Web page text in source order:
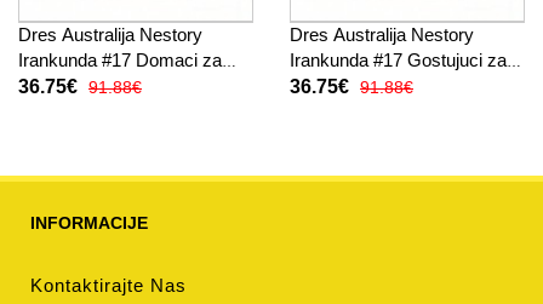
Dres Australija Nestory
Irankunda #17 Domaci za
djecu SP 2026 Kratak Rukav
36.75€ 91.88€
Dres Australija Nestory
Irankunda #17 Gostujuci za
djecu SP 2026 Kratak Rukav
36.75€ 91.88€
INFORMACIJE
Kontaktirajte Nas